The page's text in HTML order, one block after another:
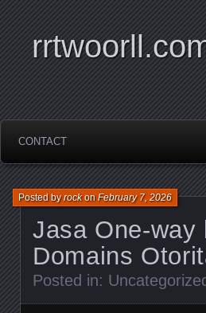
CONTACT
Jasa One-
Domains
Posted byrockonFebruary 7, 2026
Posted in: